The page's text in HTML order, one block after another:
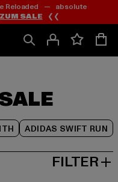
Reloaded — absolute
ZUM SALE ❮❮
ADIDAS SWIFT RUN
FILTER